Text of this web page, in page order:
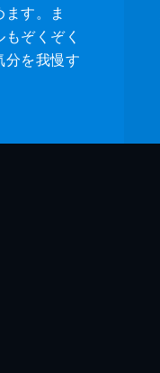
す。ま
ぞくぞく
分を我慢す